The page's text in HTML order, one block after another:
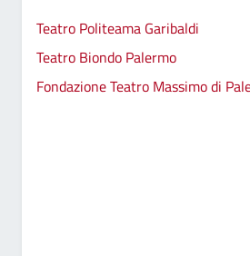
Teatro Politeama Garibaldi
Teatro Biondo Palermo
Fondazione Teatro Massimo di